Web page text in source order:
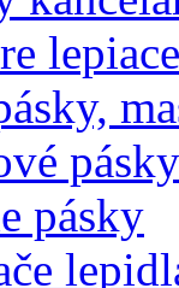
pásky
pásky